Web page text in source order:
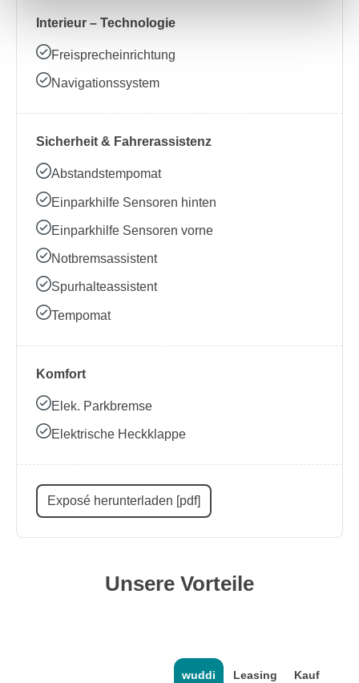
Interieur – Technologie
Freisprecheinrichtung
Navigationssystem
Sicherheit & Fahrerassistenz
Abstandstempomat
Einparkhilfe Sensoren hinten
Einparkhilfe Sensoren vorne
Notbremsassistent
Spurhalteassistent
Tempomat
Komfort
Elek. Parkbremse
Elektrische Heckklappe
Exposé herunterladen [pdf]
Unsere Vorteile
wuddi Leasing Kauf